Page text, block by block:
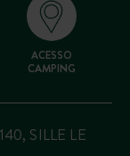
ACESSO
CAMPING
SILLE LE